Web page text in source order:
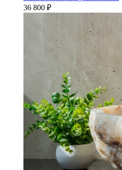
36 800 ₽